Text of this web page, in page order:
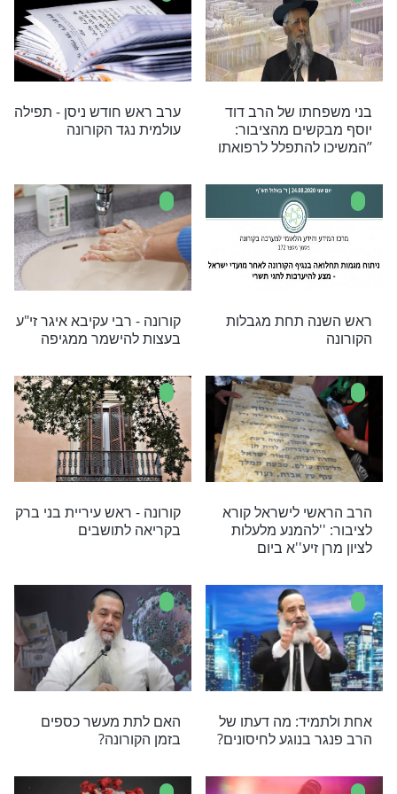
בצפת מגיפה איומה אשר הפילה חללים רבים,
לתושבים כי מותו יפסיק את המגיפה וכך אמנם
תפיצו מידע לא
בשל העלייה המדאיגה
בתחלואה: גדולי ישראל
בהוראה לציבור - "יש להוסיף
ולהקפיד על דרכי הזהירות"
של הרב דוד
מהציבור:
לרפואתו
ערב ראש חודש ניסן - תפילה
עולמית נגד הקורונה